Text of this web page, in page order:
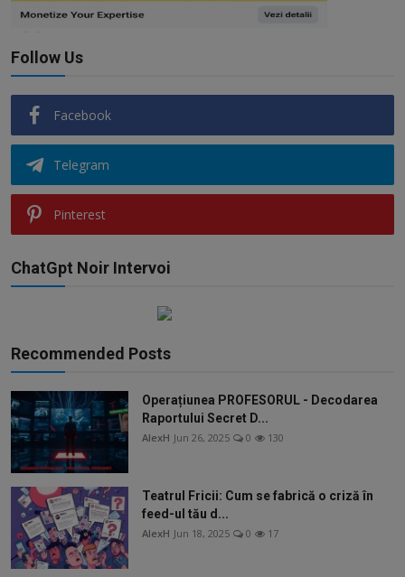
Follow Us
Facebook
Telegram
Pinterest
ChatGpt Noir Intervoi
Recommended Posts
Operațiunea PROFESORUL - Decodarea
Raportului Secret D...
AlexH Jun 26, 2025 0 130
Teatrul Fricii: Cum se fabrică o criză în
feed-ul tău d...
AlexH Jun 18, 2025 0 17